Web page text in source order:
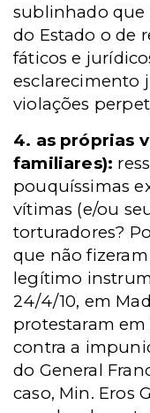
sublinhado que
do Estado o de
fáticos e
esclarecimento
violações
4. as próprias
familiares):
pouquíssimas
vítimas (e/ou
torturadores?
que não
legítimo
24/4/10, em
protestaram em
contra a
do General
caso, Min. Eros